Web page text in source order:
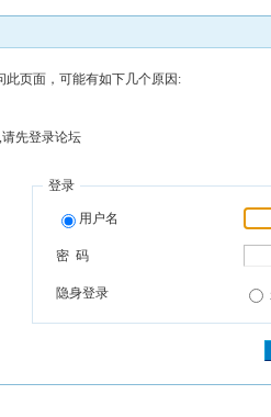
此页面，可能有如下几个原因:
先登录论坛
登录
用户名
密 码
隐身登录